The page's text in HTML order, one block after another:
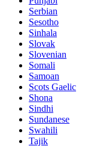
Serbian
Sesotho
Sinhala
Slovak
Slovenian
Somali
Samoan
Scots Gaelic
Shona
Sindhi
Sundanese
Swahili
Tajik